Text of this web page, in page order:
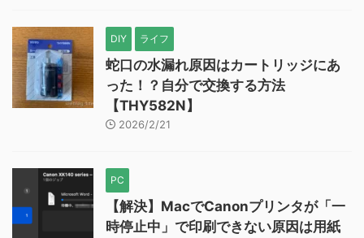
DIY ライフ
蛇口の水漏れ原因はカートリッジにあ
った！？自分で交換する方法
【THY582N】
2026/2/21
PC
【解決】MacでCanonプリンタが「一
時停止中」で印刷できない原因は用紙